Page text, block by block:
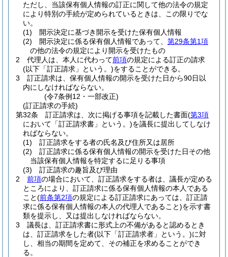
ただし、当該保有個人情報の訂正に関して他の法令の規定
により特別の手続が定められているときは、この限りでな
い。
(1)
開示決定に基づき開示を受けた保有個人情報
(2)
開示決定に係る保有個人情報であって、 第29条第1項
の他の法令の規定により開示を受けたもの
2
代理人は、本人に代わって前項の規定による訂正の請求
(以下「訂正請求」という。)をすることができる。
3
訂正請求は、保有個人情報の開示を受けた日から90日以
内にしなければならない。
(令7条例12・一部改正)
(訂正請求の手続)
第32条
訂正請求は、次に掲げる事項を記載した書面(第3項
において「訂正請求書」という。)を議長に提出してしなけ
ればならない。
(1)
訂正請求をする者の氏名及び住所又は居所
(2)
訂正請求に係る保有個人情報の開示を受けた日その他
当該保有個人情報を特定するに足りる事項
(3)
訂正請求の趣旨及び理由
2
前項の場合において、訂正請求をする者は、議長が定める
ところにより、訂正請求に係る保有個人情報の本人である
こと(前条第2項の規定による訂正請求にあっては、訂正請
求に係る保有個人情報の本人の代理人であること)を示す書
類を提示し、又は提出しなければならない。
3
議長は、訂正請求書に形式上の不備があると認めるとき
は、訂正請求をした者(以下「訂正請求者」という。)に対
し、相当の期間を定めて、その補正を求めることができ
る。